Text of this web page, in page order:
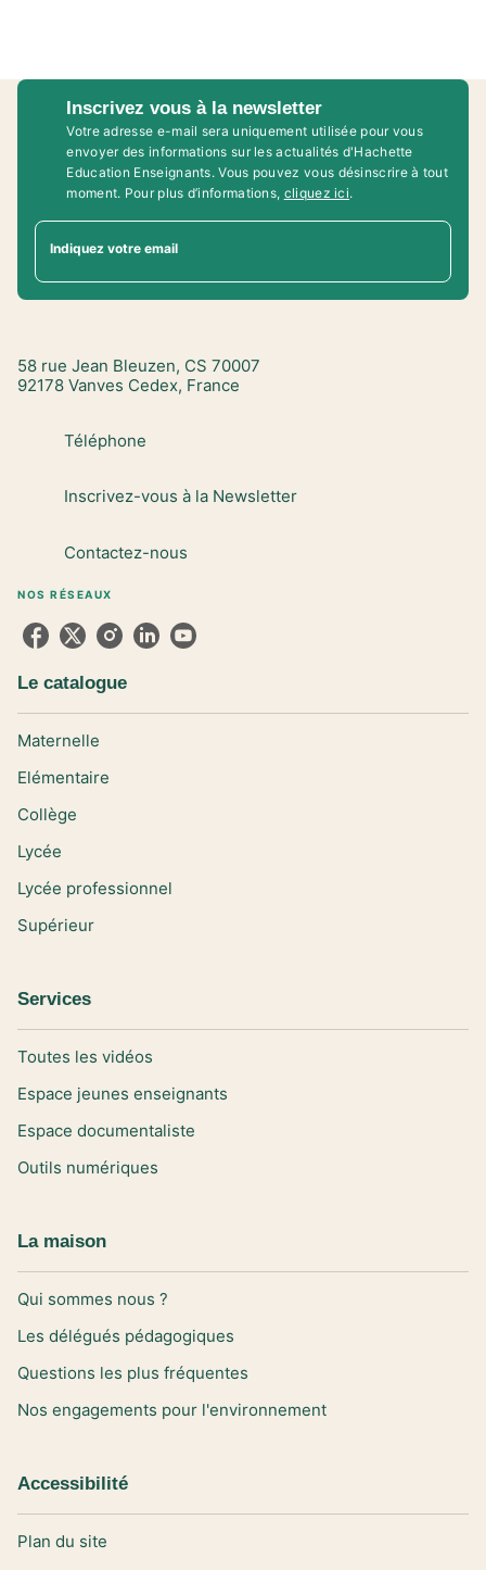
Inscrivez vous à la newsletter
Votre adresse e-mail sera uniquement utilisée pour vous
envoyer des informations sur les actualités d'Hachette
Education Enseignants. Vous pouvez vous désinscrire à tout
moment. Pour plus d’informations, cliquez ici.
Indiquez votre email
58 rue Jean Bleuzen, CS 70007
92178 Vanves Cedex, France
Téléphone
Inscrivez-vous à la Newsletter
Contactez-nous
NOS RÉSEAUX
Le catalogue
Maternelle
Elémentaire
Collège
Lycée
Lycée professionnel
Supérieur
Services
Toutes les vidéos
Espace jeunes enseignants
Espace documentaliste
Outils numériques
La maison
Qui sommes nous ?
Les délégués pédagogiques
Questions les plus fréquentes
Nos engagements pour l'environnement
Accessibilité
Plan du site